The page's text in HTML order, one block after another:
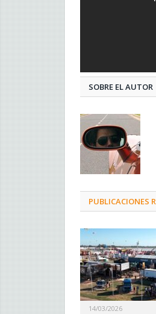
SOBRE EL AUTOR
PUBLICACIONES
14/03/2026